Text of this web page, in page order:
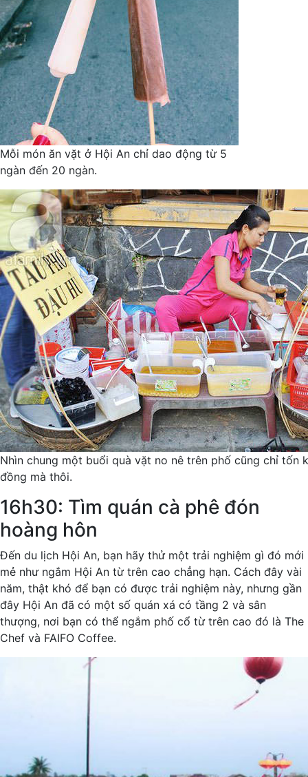
Mỗi món ăn vặt ở Hội An chỉ dao động từ 5
ngàn đến 20 ngàn.
Nhìn chung một buổi quà vặt no nê trên phố cũng chỉ tốn
đồng mà thôi.
16h30: Tìm quán cà phê đón
hoàng hôn
Đến du lịch Hội An, bạn hãy thử một trải nghiệm gì đó mới
mẻ như ngắm Hội An từ trên cao chẳng hạn. Cách đây vài
năm, thật khó để bạn có được trải nghiệm này, nhưng gần
đây Hội An đã có một số quán xá có tầng 2 và sân
thượng, nơi bạn có thể ngắm phố cổ từ trên cao đó là The
Chef và FAIFO Coffee.